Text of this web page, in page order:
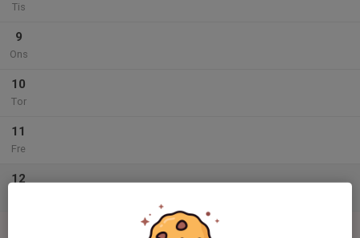
Tis
9
Ons
10
Tor
11
Fre
12